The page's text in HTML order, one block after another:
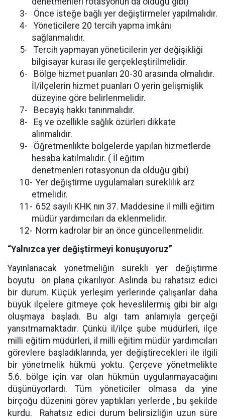
3-
Önce isteğe bağlı yer değiştirmeler yapılmalıdır.
4-
Yöneticilere 20 tercih yapma imkânı
sağlanmalıdır.
5-
Tercih yapmayan yöneticilerin yer değişikliği
bilgisayar kurası ile gerçekleştirilmelidir.
6-
Bölge hizmet puanları 20-30 arasında olmalıdır.
İl/ilçelerin hizmet puanları O yerin gelişmişlik
düzeyine göre belirlenmelidir.
7-
Becayiş hakkı tanınmalıdır.
8-
Eş ve özellikle sağlık özürleri dikkate
alınmalıdır.
9-
Öğretmenlikte bölgelerde yapılan hizmetlerde
hesaba katılmalıdır. ( İl eğitim
denetmenleri rotasyonun da olduğu gibi)
10- Yer değiştirme uygulamaları süreklilik arz
etmelidir.
11- 652 sayılı KHK nın 37. Maddesine il milli eğitim
müdür yardımcıları da eklenmelidir.
12- Norm kadrolar bir an önce güncellenmelidir.
“Yalnızca yer değiştirmeyi konuşuyoruz”
Yayınlanacak yönetmeliğin sürekli yer değiştirme
boyutu ön plana çıkarılıyor. Aslında bu rahatsız edici
bir durum. Küçük yerleşim yerlerinde çalışanlar daha
büyük ilçelere gitmeye çok heveslilermiş gibi bir algı
oluşmaya başladı. Bu algı tam anlamıyla gerçeği
yansıtmamaktadır. Çünkü il/ilçe şube müdürleri, ilçe
milli eğitim müdürleri, il milli eğitim müdür yardımcıları
görevlere başladıklarında, yer değiştirecekleri ile ilgili
bir yönetmelik hükmü yoktu. Çerçeve yönetmelikte
5.6. bölge için var olan hükmün uygulanmayacağını
düşünüyorlardı. Tüm yöneticiler olmasa da yine
birçoğu düzenini görev yaptıkları yerlerde , bu şekilde
kurdu. Rahatsız edici durum belirsizliğin uzun süre